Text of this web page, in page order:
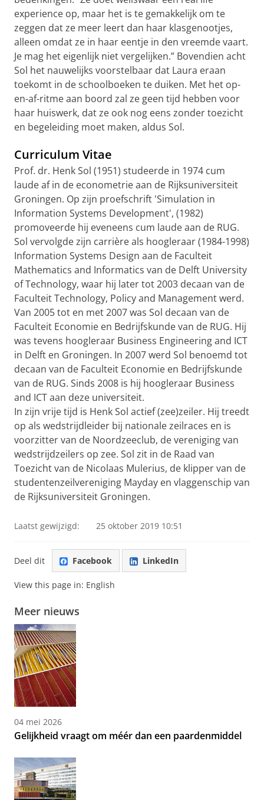
experience op, maar het is te gemakkelijk om te
zeggen dat ze meer leert dan haar klasgenootjes,
alleen omdat ze in haar eentje in den vreemde vaart.
Je mag het eigenlijk niet vergelijken.” Bovendien acht
Sol het nauwelijks voorstelbaar dat Laura eraan
toekomt in de schoolboeken te duiken. Met het op-
en-af-ritme aan boord zal ze geen tijd hebben voor
haar huiswerk, dat ze ook nog eens zonder toezicht
en begeleiding moet maken, aldus Sol.
Curriculum Vitae
Prof. dr. Henk Sol (1951) studeerde in 1974 cum
laude af in de econometrie aan de Rijksuniversiteit
Groningen. Op zijn proefschrift 'Simulation in
Information Systems Development', (1982)
promoveerde hij eveneens cum laude aan de RUG.
Sol vervolgde zijn carrière als hoogleraar (1984-1998)
Information Systems Design aan de Faculteit
Mathematics and Informatics van de Delft University
of Technology, waar hij later tot 2003 decaan van de
Faculteit Technology, Policy and Management werd.
Van 2005 tot en met 2007 was Sol decaan van de
Faculteit Economie en Bedrijfskunde van de RUG. Hij
was tevens hoogleraar Business Engineering and ICT
in Delft en Groningen. In 2007 werd Sol benoemd tot
decaan van de Faculteit Economie en Bedrijfskunde
van de RUG. Sinds 2008 is hij hoogleraar Business
and ICT aan deze universiteit.
In zijn vrije tijd is Henk Sol actief (zee)zeiler. Hij treedt
op als wedstrijdleider bij nationale zeilraces en is
voorzitter van de Noordzeeclub, de vereniging van
wedstrijdzeilers op zee. Sol zit in de Raad van
Toezicht van de Nicolaas Mulerius, de klipper van de
studentenzeilvereniging Mayday en vlaggenschip van
de Rijksuniversiteit Groningen.
Laatst gewijzigd: 25 oktober 2019 10:51
Deel dit Facebook LinkedIn
View this page in: English
Meer nieuws
04 mei 2026
Gelijkheid vraagt om méér dan een paardenmiddel